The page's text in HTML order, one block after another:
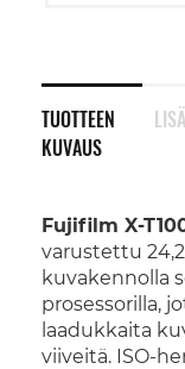
TUOTTEEN
KUVAUS
Fujifilm X-
varustettu
kuvakennolla
prosessorilla,
laadukkaita
viiveitä. ISO-